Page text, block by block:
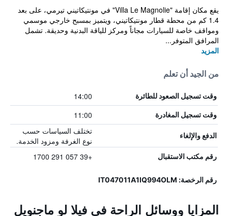
يقع مكان إقامة "Villa Le Magnolie" في مونتيكاتيني تيرمي، على بعد
1.4 كم من محطة قطار مونتيكاتيني، ويتميز بمسبح خارجي موسمي
ومواقف خاصة للسيارات مجاناً ومركز للياقة البدنية وحديقة. تشمل
المرافق المتوفر...
المزيد
من الجيد أن تعلم
وقت تسجيل الصعود للطائرة 14:00
وقت تسجيل المغادرة 11:00
الدفع والإلغاء
تختلف السياسات حسب
نوع الغرفة ومزود الخدمة.
رقم مكتب الاستقبال +39 057 291 1700
رقم الرخصة: IT047011A1IQ994OLM
المزايا ووسائل الراحة في فيلا لو ماجنويل